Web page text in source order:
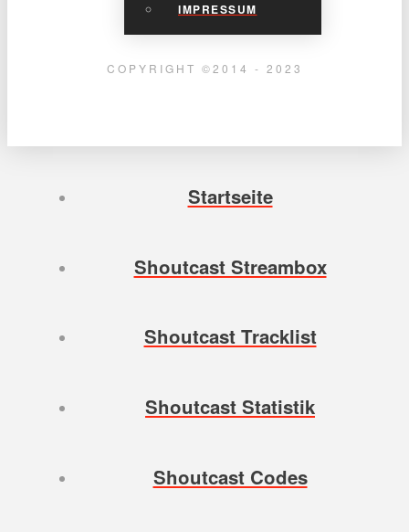
IMPRESSUM
COPYRIGHT ©2014 - 2023
Startseite
Shoutcast Streambox
Shoutcast Tracklist
Shoutcast Statistik
Shoutcast Codes